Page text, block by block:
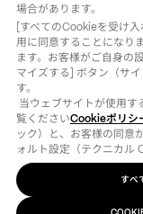
©
法律用語 COOKIEの
場合があります。
[すべてのCookieを受け
用に同意することになり
ます。お客様がご自身の
マイズする] ボタン（サ
す。
覧くださいCookieポリシ
ック）と、お客様の同意
ォルト設定（テクニカル
すべ